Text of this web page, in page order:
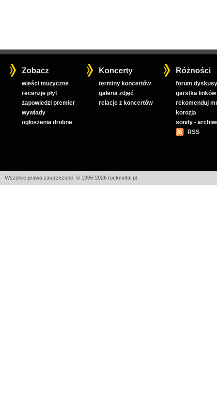
Zobacz
wieści muzyczne
recenzje płyt
zapowiedzi premier
wywiady
ogłoszenia drobne
Koncerty
terminy koncertów
galeria zdjęć
relacje z koncertów
Różności
forum
garstka linków
rekomenduj
korozja
sondy -
RSS
Wszelkie prawa zastrzeżone, © 1996-2026 rockmetal.pl